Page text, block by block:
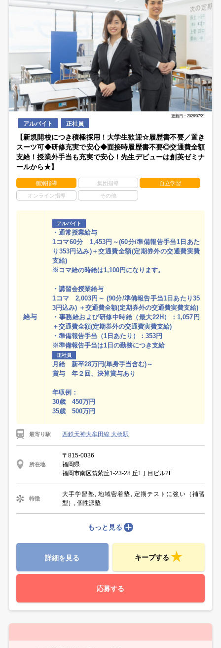
更新日：2026/07/21
アルバイト 正社員
【新規開校につき積極採用！大学生歓迎☆履歴書不要／置き
スーツ可◆研修充実で安心◆面接時履歴書不要◎交通費全額
支給！授業外手当も充実で安心！先生デビューは創英ゼミナ
ールから★】
個別指導 集団指導 自立学習
オンライン指導 その他
給与
アルバイト
・通常授業給与
1コマ60分 1,453円～(60分/準備報告手当1日あた
り353円込み)＋交通費全額(定期券外の交通費実費
支給)
※コマ給の時給は1,100円になります。
・講習会授業給与
1コマ 2,003円～ (90分/準備報告手当1日あたり35
3円込み) ＋交通費全額(定期券外の交通費実費支給)
・事務給および研修中時給（最大22H）：1,057円
＋交通費全額(定期券外の交通費実費支給)
・準備報告手当（1日あたり）：353円
※準備報告手当は1日の勤務につき支給
正社員
月給 新卒28万円(単身手当含む)～
賞与 年２回、決算賞与あり
年収例：
30歳 450万円
35歳 500万円
最寄り駅 西鉄天神大牟田線 大橋駅
所在地
〒815-0036
福岡県
福岡市南区筑紫丘1-23-28 丘1丁目ビル2F
特徴
大手学習塾, 地域密着塾, 定期テストに強い（補習
型）, 個性派塾
もっと見る
詳細を見る キープする
応募する